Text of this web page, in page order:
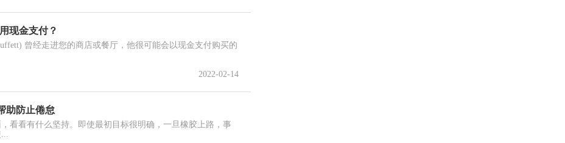
现金支付？
曾经走进您的商店或餐厅，他很可能会以现金支付购买的
2022-02-14
助防止倦怠
看看有什么坚持。即使最初目标很明确，一旦橡胶上路，事